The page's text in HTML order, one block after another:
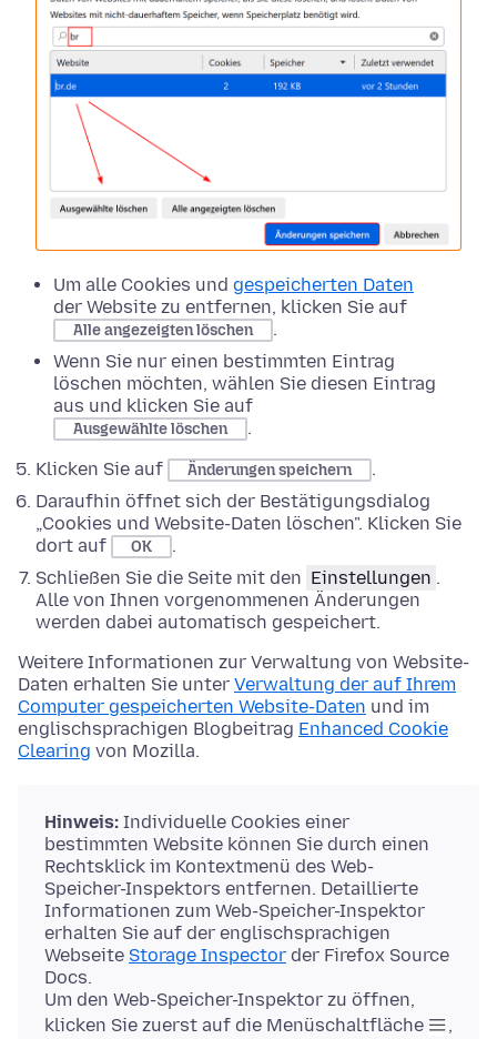
Um alle Cookies und gespeicherten Daten
der Website zu entfernen, klicken Sie auf
Alle angezeigten löschen
.
Wenn Sie nur einen bestimmten Eintrag
löschen möchten, wählen Sie diesen Eintrag
aus und klicken Sie auf
Ausgewählte löschen
.
Klicken Sie auf
Änderungen speichern
.
Daraufhin öffnet sich der Bestätigungsdialog
„Cookies und Website-Daten löschen". Klicken Sie
dort auf
OK
.
Schließen Sie die Seite mit den Einstellungen .
Alle von Ihnen vorgenommenen Änderungen
werden dabei automatisch gespeichert.
Weitere Informationen zur Verwaltung von Website-
Daten erhalten Sie unter Verwaltung der auf Ihrem
Computer gespeicherten Website-Daten und im
englischsprachigen Blogbeitrag Enhanced Cookie
Clearing von Mozilla.
Hinweis: Individuelle Cookies einer
bestimmten Website können Sie durch einen
Rechtsklick im Kontextmenü des Web-
Speicher-Inspektors entfernen. Detaillierte
Informationen zum Web-Speicher-Inspektor
erhalten Sie auf der englischsprachigen
Webseite Storage Inspector der Firefox Source
Docs.
Um den Web-Speicher-Inspektor zu öffnen,
klicken Sie zuerst auf die Menüschaltfläche
,